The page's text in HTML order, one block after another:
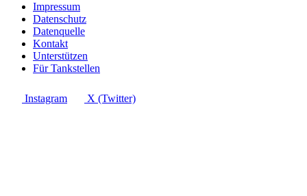
Impressum
Datenschutz
Datenquelle
Kontakt
Unterstützen
Für Tankstellen
Instagram X (Twitter)